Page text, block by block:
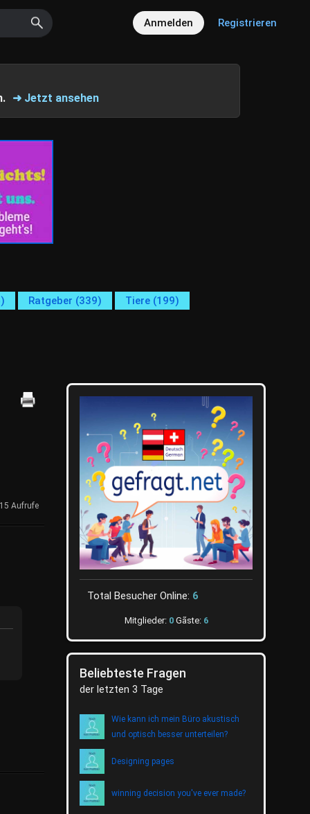
➜ Jetzt ansehen
Anmelden Registrieren
Ratgeber (339)
Tiere (199)
Aufrufe
Total Besucher Online: 6
Mitglieder: 0Gãste: 6
Beliebteste Fragen
der letzten 3 Tage
Wie kann ich mein Büro akustisch
und optisch besser unterteilen?
Designing pages
winning decision you've ever made?